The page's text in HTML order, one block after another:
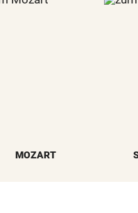
MOZART